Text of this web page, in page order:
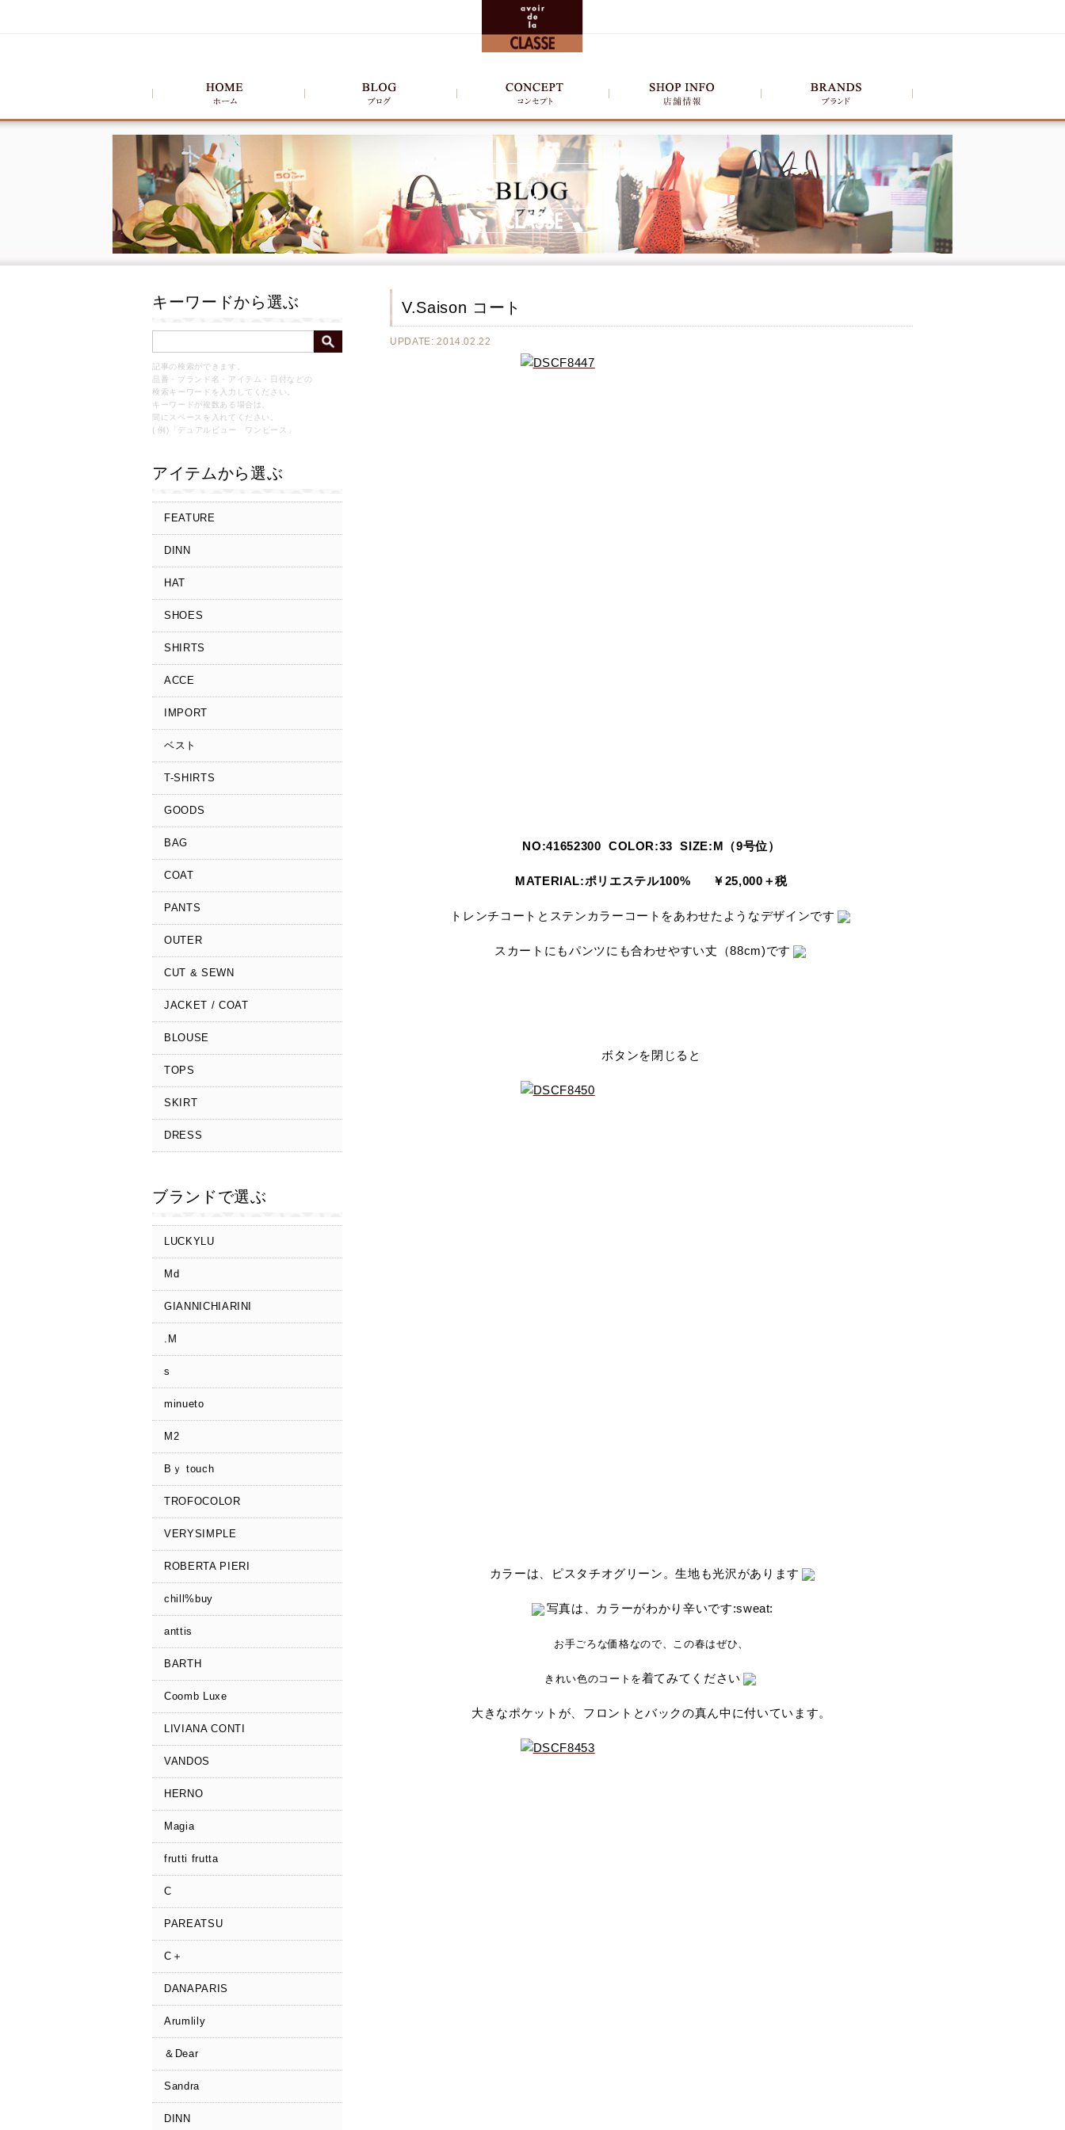
キーワードから選ぶ
記事の検索ができます。
品番・ブランド名・アイテム・日付などの
検索キーワードを入力してください。
キーワードが複数ある場合は、
間にスペースを入れてください。
( 例)「デュアルビュー ワンピース」
アイテムから選ぶ
FEATURE
DINN
HAT
SHOES
SHIRTS
ACCE
IMPORT
ベスト
T-SHIRTS
GOODS
BAG
COAT
PANTS
OUTER
CUT & SEWN
JACKET / COAT
BLOUSE
TOPS
SKIRT
DRESS
ブランドで選ぶ
LUCKYLU
Md
GIANNICHIARINI
.M
s
minueto
M2
Bｙ touch
TROFOCOLOR
VERYSIMPLE
ROBERTA PIERI
chill%buy
anttis
BARTH
Coomb Luxe
LIVIANA CONTI
VANDOS
HERNO
Magia
frutti frutta
C
PAREATSU
C＋
DANAPARIS
Arumlily
＆Dear
Sandra
DINN
V.Saison コート
UPDATE: 2014.02.22
NO:41652300 COLOR:33 SIZE:M（9号位）
MATERIAL:ポリエステル100% ￥25,000＋税
トレンチコートとステンカラーコートをあわせたようなデザインです
スカートにもパンツにも合わせやすい丈（88cm)です
ボタンを閉じると
カラーは、ピスタチオグリーン。生地も光沢があります
写真は、カラーがわかり辛いです:sweat:
お手ごろな価格なので、この春はぜひ、
きれい色のコートを着てみてください
大きなポケットが、フロントとバックの真ん中に付いています。